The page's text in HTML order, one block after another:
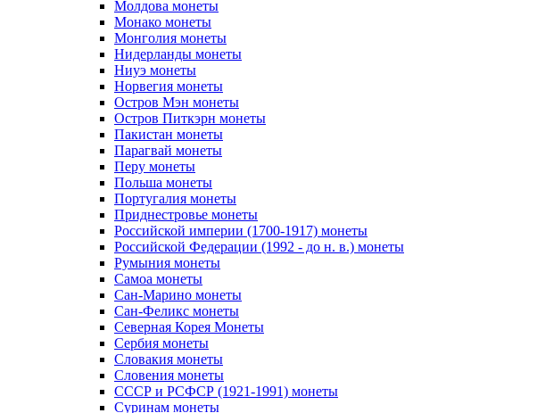
Молдова монеты
Монако монеты
Монголия монеты
Нидерланды монеты
Ниуэ монеты
Норвегия монеты
Остров Мэн монеты
Остров Питкэрн монеты
Пакистан монеты
Парагвай монеты
Перу монеты
Польша монеты
Португалия монеты
Приднестровье монеты
Российской империи (1700-1917) монеты
Российской Федерации (1992 - до н. в.) монеты
Румыния монеты
Самоа монеты
Сан-Марино монеты
Сан-Феликс монеты
Северная Корея Монеты
Сербия монеты
Словакия монеты
Словения монеты
СССР и РСФСР (1921-1991) монеты
Суринам монеты